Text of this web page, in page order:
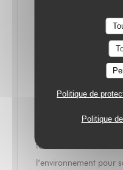
Politique de
Politique
restauration
épingles. Pas
près, portée vers la
a décidé de faire
déjeuner…pour le
tours de La Défense.
l’environnement pour